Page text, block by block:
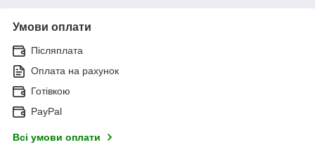
Умови оплати
Післяплата
Оплата на рахунок
Готівкою
PayPal
Всі умови оплати